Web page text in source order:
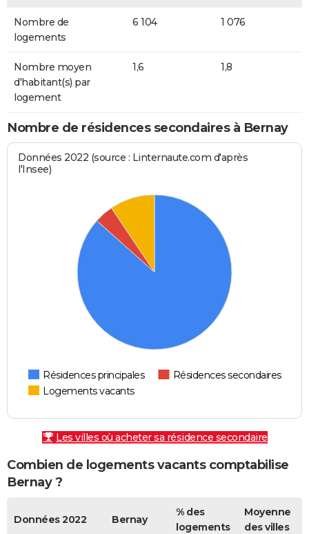
Nombre de
logements
6 104 1 076
Nombre moyen
d'habitant(s) par
logement
1,6 1,8
Nombre de résidences secondaires à Bernay
Données 2022 (source : Linternaute.com d'après
l'Insee)
Résidences principales
Résidences secondaires
Logements vacants
Les villes où acheter sa résidence secondaire
Combien de logements vacants comptabilise
Bernay ?
Données 2022 Bernay
% des
logements
Moyenne
des villes